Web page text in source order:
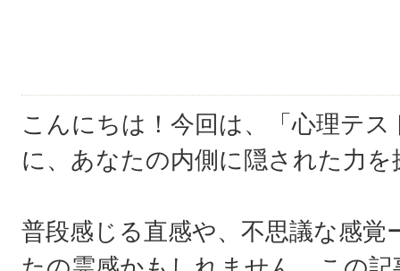
こんにちは！今回は、「心理テ
に、あなたの内側に隠された力を
普段感じる直感や、不思議な感